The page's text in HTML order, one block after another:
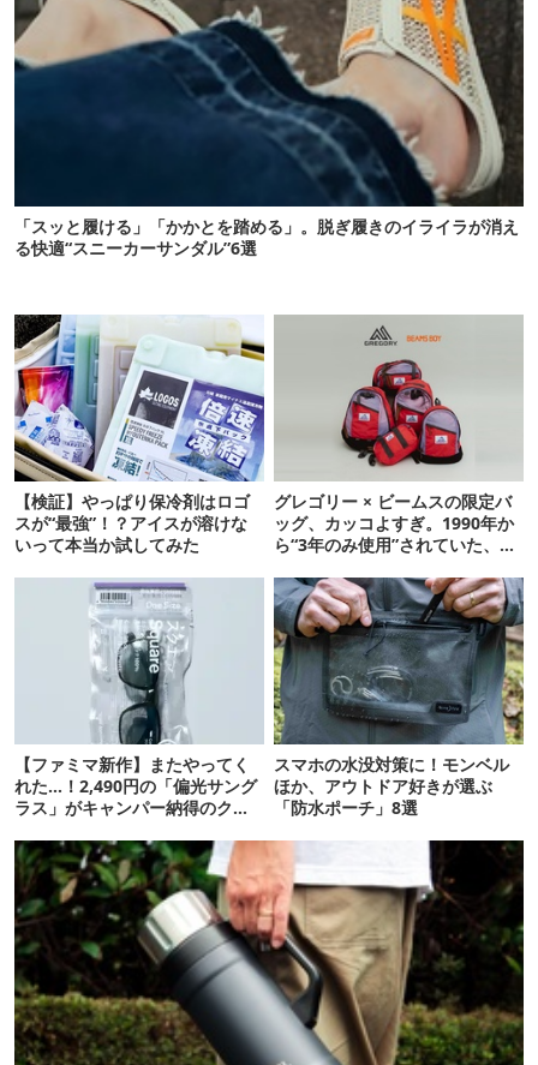
「スッと履ける」「かかとを踏める」。脱ぎ履きのイライラが消え
る快適“スニーカーサンダル”6選
【検証】やっぱり保冷剤はロゴ
スが“最強”！？アイスが溶けな
いって本当か試してみた
グレゴリー × ビームスの限定バ
ッグ、カッコよすぎ。1990年か
ら“3年のみ使用”されていた、紫
【ファミマ新作】またやってく
れた…！2,490円の「偏光サング
ラス」がキャンパー納得のクオ
スマホの水没対策に！モンベル
ほか、アウトドア好きが選ぶ
「防水ポーチ」8選